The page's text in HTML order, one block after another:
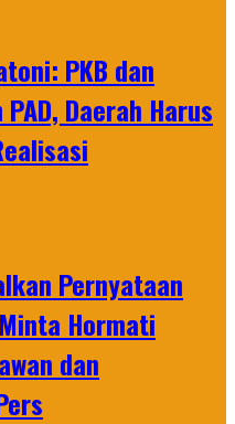
PKB dan
PAD, Daerah Harus
Pernyataan
Hormati
dan